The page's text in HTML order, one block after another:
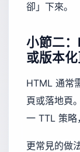
卻」下來。
小節二
或版本
HTML 通常
頁或落地頁
一 TTL 策略
更常見的做